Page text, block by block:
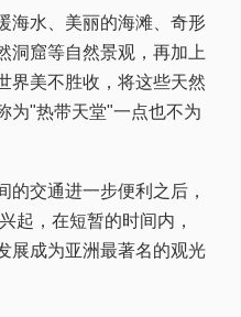
海水、美丽的海滩、奇形
洞窟等自然景观，再加上
界美不胜收，将这些天然
为"热带天堂"一点也不为
的交通进一步便利之后，
起，在短暂的时间内，
展成为亚洲最著名的观光